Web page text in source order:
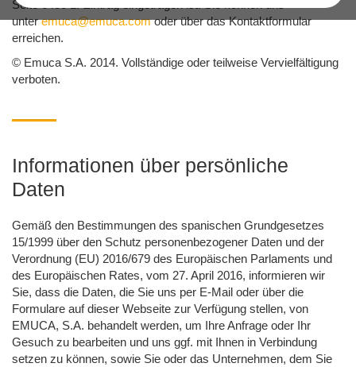
Seite 6430 1. Eintrag eingetragen ist. Sie können uns
unteremuca@emuca.comoder über das Kontaktformular
erreichen.
© Emuca S.A. 2014. Vollständige oder teilweise Vervielfältigung
verboten.
Informationen über persönliche
Daten
Gemäß den Bestimmungen des spanischen Grundgesetzes
15/1999 über den Schutz personenbezogener Daten und der
Verordnung (EU) 2016/679 des Europäischen Parlaments und
des Europäischen Rates, vom 27. April 2016, informieren wir
Sie, dass die Daten, die Sie uns per E-Mail oder über die
Formulare auf dieser Webseite zur Verfügung stellen, von
EMUCA, S.A. behandelt werden, um Ihre Anfrage oder Ihr
Gesuch zu bearbeiten und uns ggf. mit Ihnen in Verbindung
setzen zu können, sowie Sie oder das Unternehmen, dem Sie